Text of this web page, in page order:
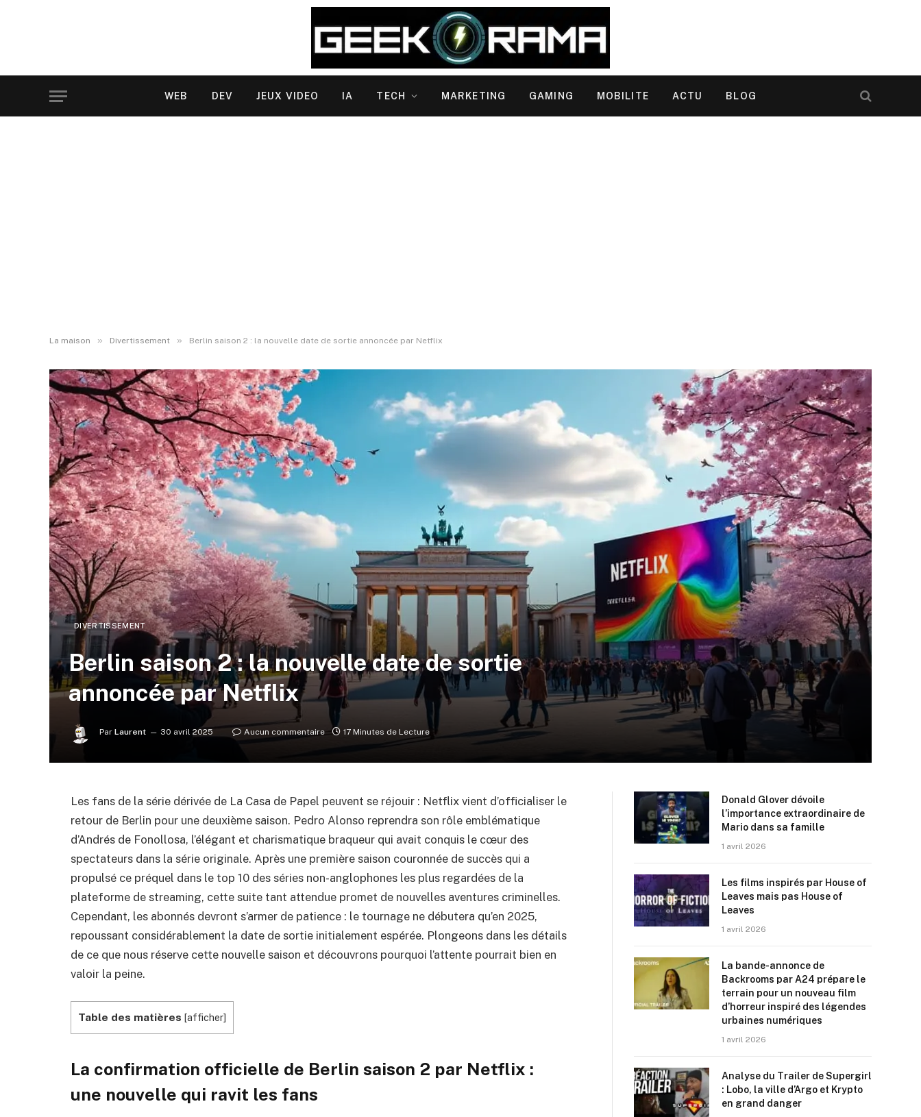
WEB DEV JEUX VIDEO IA TECH MARKETING GAMING MOBILITE ACTU BLOG
La maison » Divertissement » Berlin saison 2 : la nouvelle date de sortie annoncée par Netflix
DIVERTISSEMENT
Berlin saison 2 : la nouvelle date de sortie
annoncée par Netflix
Par Laurent 30 avril 2025 Aucun commentaire 17 Minutes de Lecture
Les fans de la série dérivée de La Casa de Papel peuvent se réjouir : Netflix vient d’officialiser le
retour de Berlin pour une deuxième saison. Pedro Alonso reprendra son rôle emblématique
d’Andrés de Fonollosa, l’élégant et charismatique braqueur qui avait conquis le cœur des
spectateurs dans la série originale. Après une première saison couronnée de succès qui a
propulsé ce préquel dans le top 10 des séries non-anglophones les plus regardées de la
plateforme de streaming, cette suite tant attendue promet de nouvelles aventures criminelles.
Cependant, les abonnés devront s’armer de patience : le tournage ne débutera qu’en 2025,
repoussant considérablement la date de sortie initialement espérée. Plongeons dans les détails
de ce que nous réserve cette nouvelle saison et découvrons pourquoi l’attente pourrait bien en
valoir la peine.
Table des matières [afficher]
La confirmation officielle de Berlin saison 2 par Netflix :
une nouvelle qui ravit les fans
Donald Glover dévoile
l’importance extraordinaire de
Mario dans sa famille
1 avril 2026
Les films inspirés par House of
Leaves mais pas House of
Leaves
1 avril 2026
La bande-annonce de
Backrooms par A24 prépare le
terrain pour un nouveau film
d’horreur inspiré des légendes
urbaines numériques
1 avril 2026
Analyse du Trailer de Supergirl
: Lobo, la ville d’Argo et Krypto
en grand danger